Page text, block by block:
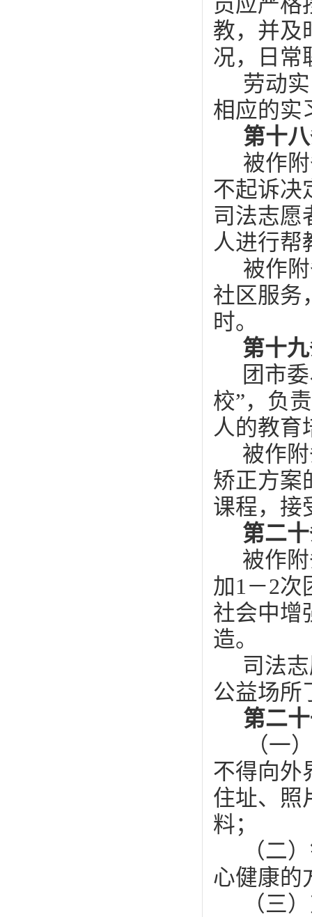
教，并及
况，日常
劳动
相应的实
第十
被作
不起诉决
司法志愿
人进行帮
被作
社区服务
时。
第十
团市
校”，负
人的教育
被作
矫正方案
课程，接
第二
被作
加1－2次
社会中增
造。
司法
公益场所
第二
（一
不得向外
住址、照
料；
（二
心健康的
（三